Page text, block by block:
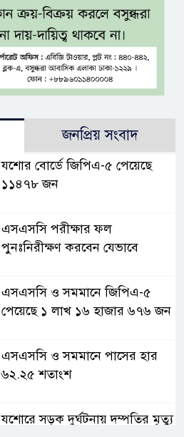
জনপ্রিয় সংবাদ
যশোর বোর্ডে জিপিএ-৫ পেয়েছে
১১৪৭৮ জন
এসএসসি পরীক্ষার ফল
পুনঃনিরীক্ষণ করবেন যেভাবে
এসএসসি ও সমমানে জিপিএ-৫
পেয়েছে ১ লাখ ১৬ হাজার ৬৭৬ জন
এসএসসি ও সমমানে পাসের হার
৬২.২৫ শতাংশ
যশোরে সড়ক দুর্ঘটনায় দম্পতির মৃত্যু